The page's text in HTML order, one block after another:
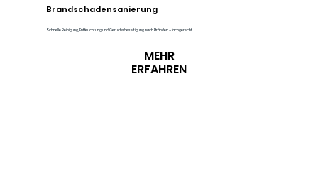
Brandschadensanierung
Schnelle Reinigung, Entfeuchtung und Geruchsbeseitigung nach Bränden – fachgerecht.
MEHR
ERFAHREN